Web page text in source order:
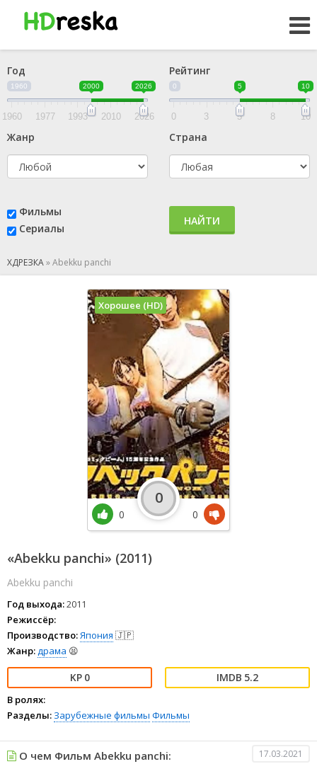
Год
1960 2000 2026
1960 1977 1993 2010 2026
Рейтинг
0 5 10
0 3 5 8 10
Жанр Страна
Фильмы
Сериалы
НАЙТИ
ХДРЕЗКА»Abekku panchi
«Abekku panchi» (2011)
Abekku panchi
Год выхода:2011
Режиссёр:
Производство:Япония 🇯🇵
Жанр:драма 😫
0 5.2
В ролях:
Разделы: Зарубежные фильмы Фильмы
Хорошее (HD)
0
0
0
О чем Фильм Abekku panchi: 17.03.2021